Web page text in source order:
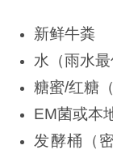
新鲜牛粪
水（雨水最
糖蜜/红糖
EM菌或本
发酵桶（